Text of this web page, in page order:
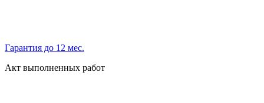
Гарантия до 12 мес.
Акт выполненных работ